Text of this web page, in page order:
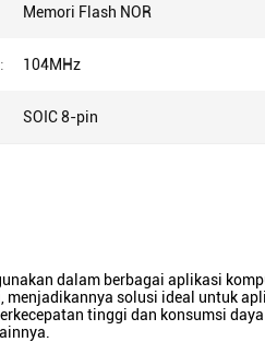
Memori Flash NOR
104MHz
SOIC 8-pin
dalam berbagai aplikasi
solusi ideal untuk
tinggi dan konsumsi